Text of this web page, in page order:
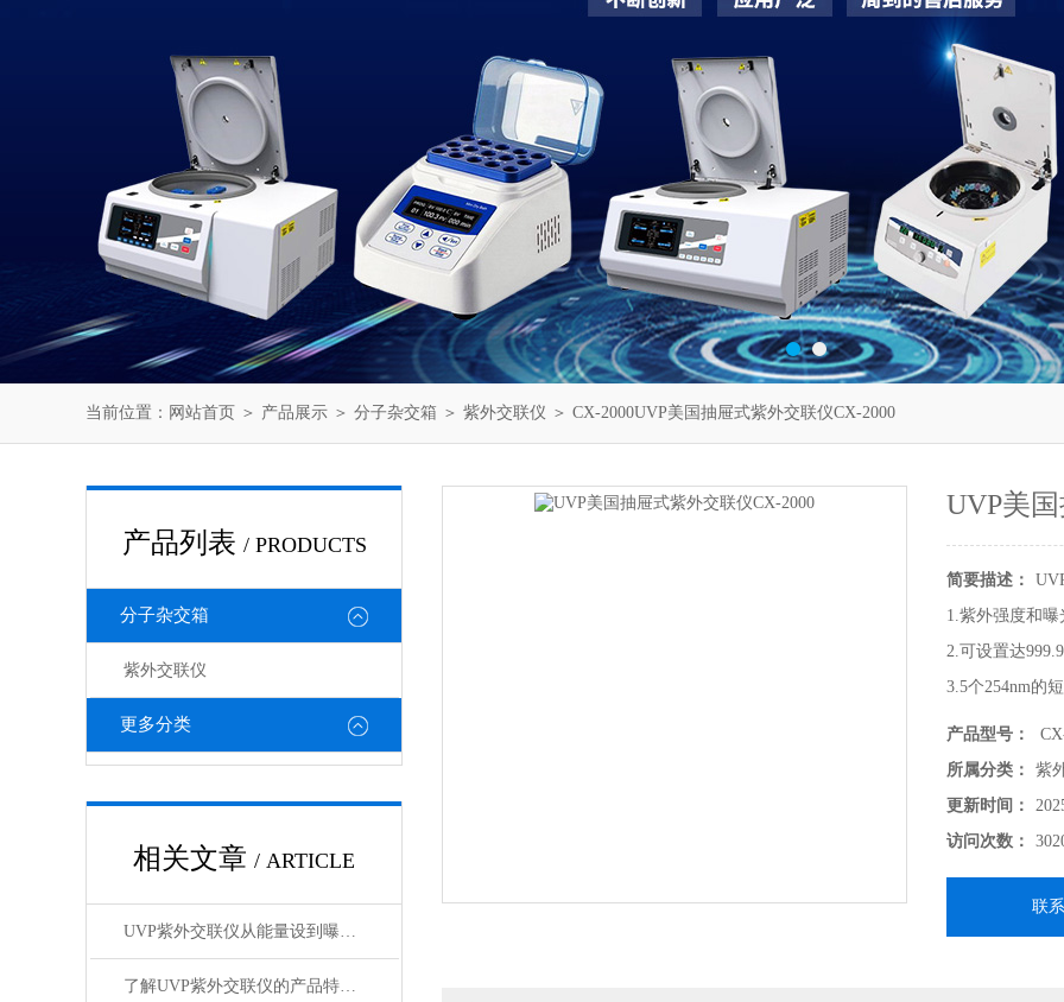
当前位置： 网站首页 ＞ 产品展示 ＞ 分子杂交箱 ＞ 紫外交联仪 ＞ CX-2000UVP美国抽屉式紫外交联仪CX-2000
产品列表 / PRODUCTS
分子杂交箱
紫外交联仪
更多分类
相关文章 / ARTICLE
UVP紫外交联仪从能量设到曝光时间控制详解
了解UVP紫外交联仪的产品特点和注意事项
UVP美
简要描述：
1.紫外强度和
2.可设置达
3.5个254nm的
产品型号：
所属分类：
紫
更新时间：
访问次数：
联